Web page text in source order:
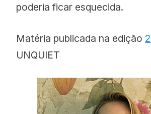
poderia ficar esquecida.
Matéria publicada na edição
UNQUIET